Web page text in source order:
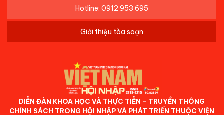
Hotline: 0912 953 695
Giới thiệu tòa soạn
DIỄN ĐÀN KHOA HỌC VÀ THỰC TIỄN - TRUYỀN THÔNG
CHÍNH SÁCH TRONG HỘI NHẬP VÀ PHÁT TRIỂN THUỘC VIỆN